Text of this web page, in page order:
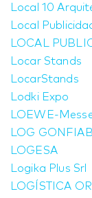
Local 10
Local
LOCAL
Locar Stands
LocarStands
Lodki Expo
LOEWE-
LOG
LOGESA
Logika Plus Srl
LOGÍSTICA